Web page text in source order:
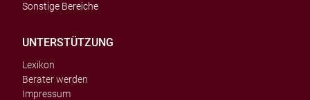
Sonstige Bereiche
UNTERSTÜTZUNG
Lexikon
Berater werden
Impressum